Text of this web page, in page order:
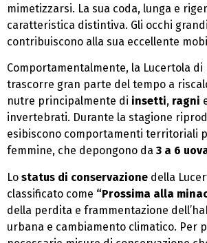
mimetizzarsi. La sua coda, lunga e
caratteristica distintiva. Gli occhi
contribuiscono alla sua eccellente
Comportamentalmente, la Lucertola
trascorre gran parte del tempo a
nutre principalmente di insetti, ragni
invertebrati. Durante la stagione
esibiscono comportamenti territoriali
femmine, che depongono da 3 a 6
Lo status di conservazione della
classificato come “Prossima alla
della perdita e frammentazione
urbana e cambiamento climatico. Per